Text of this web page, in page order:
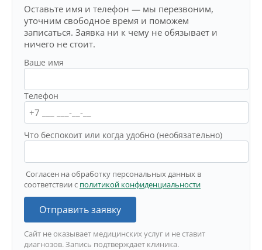
Оставьте имя и телефон — мы перезвоним,
уточним свободное время и поможем
записаться. Заявка ни к чему не обязывает и
ничего не стоит.
Ваше имя
Телефон
Что беспокоит или когда удобно (необязательно)
Согласен на обработку персональных данных в
соответствии с политикой конфиденциальности
Отправить заявку
Сайт не оказывает медицинских услуг и не ставит
диагнозов. Запись подтверждает клиника.